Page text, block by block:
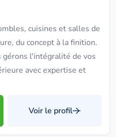
cuisines et salles de
du concept à la finition.
gérons l'intégralité de vos
avec expertise et
Voir le profil